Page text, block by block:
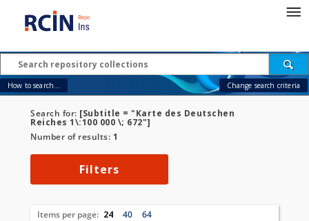
How to search... Change search criteria
Search for: [Subtitle = "Karte des Deutschen
Reiches 1\:100 000 \; 672"]
Number of results: 1
Filters
Items per page: 24 40
64